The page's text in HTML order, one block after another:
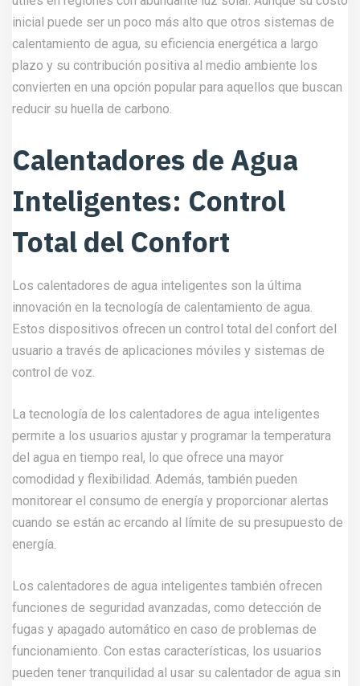
inicial puede ser un poco más alto que otros sistemas de
calentamiento de agua, su eficiencia energética a largo
plazo y su contribución positiva al medio ambiente los
convierten en una opción popular para aquellos que buscan
reducir su huella de carbono.
Calentadores de Agua
Inteligentes: Control
Total del Confort
Los calentadores de agua inteligentes son la última
innovación en la tecnología de calentamiento de agua.
Estos dispositivos ofrecen un control total del confort del
usuario a través de aplicaciones móviles y sistemas de
control de voz.
La tecnología de los calentadores de agua inteligentes
permite a los usuarios ajustar y programar la temperatura
del agua en tiempo real, lo que ofrece una mayor
comodidad y flexibilidad. Además, también pueden
monitorear el consumo de energía y proporcionar alertas
cuando se están ac ercando al límite de su presupuesto de
energía.
Los calentadores de agua inteligentes también ofrecen
funciones de seguridad avanzadas, como detección de
fugas y apagado automático en caso de problemas de
funcionamiento. Con estas características, los usuarios
pueden tener tranquilidad al usar su calentador de agua sin